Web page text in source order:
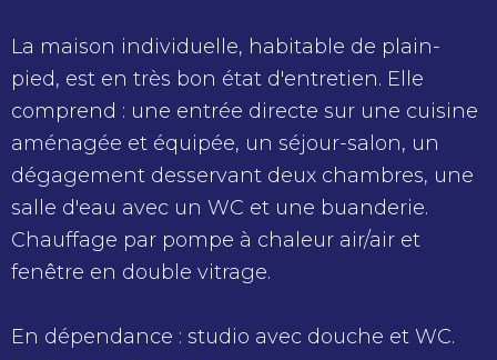
La maison individuelle, habitable de plain-
pied, est en très bon état d'entretien. Elle
comprend : une entrée directe sur une cuisine
aménagée et équipée, un séjour-salon, un
dégagement desservant deux chambres, une
salle d'eau avec un WC et une buanderie.
Chauffage par pompe à chaleur air/air et
fenêtre en double vitrage.
En dépendance : studio avec douche et WC.